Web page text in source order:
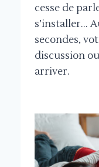
cesse de
s’installer…
secondes,
discussion
arriver.